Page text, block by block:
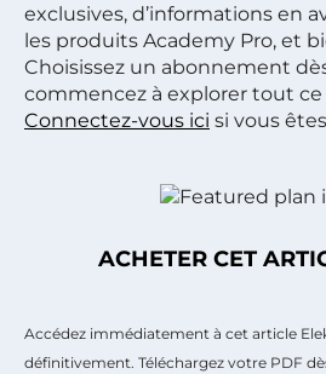
exclusives, d’informations en
les produits Academy Pro, et
Choisissez un abonnement
commencez à explorer tout ce
Connectez-vous ici si vous
ACHETER CET
Accédez immédiatement à cet article
définitivement. Téléchargez votre PDF